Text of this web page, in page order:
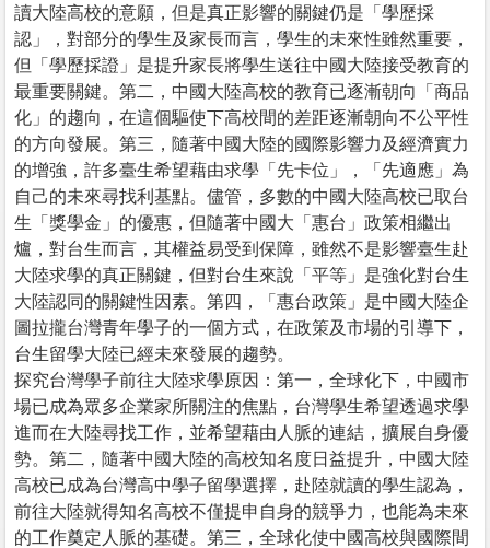
讀大陸高校的意願，但是真正影響的關鍵仍是「學歷採
認」，對部分的學生及家長而言，學生的未來性雖然重要，
但「學歷採證」是提升家長將學生送往中國大陸接受教育的
最重要關鍵。第二，中國大陸高校的教育已逐漸朝向「商品
化」的趨向，在這個驅使下高校間的差距逐漸朝向不公平性
的方向發展。第三，隨著中國大陸的國際影響力及經濟實力
的增強，許多臺生希望藉由求學「先卡位」，「先適應」為
自己的未來尋找利基點。儘管，多數的中國大陸高校已取台
生「獎學金」的優惠，但隨著中國大「惠台」政策相繼出
爐，對台生而言，其權益易受到保障，雖然不是影響臺生赴
大陸求學的真正關鍵，但對台生來說「平等」是強化對台生
大陸認同的關鍵性因素。第四，「惠台政策」是中國大陸企
圖拉攏台灣青年學子的一個方式，在政策及市場的引導下，
台生留學大陸已經未來發展的趨勢。
探究台灣學子前往大陸求學原因：第一，全球化下，中國市
場已成為眾多企業家所關注的焦點，台灣學生希望透過求學
進而在大陸尋找工作，並希望藉由人脈的連結，擴展自身優
勢。第二，隨著中國大陸的高校知名度日益提升，中國大陸
高校已成為台灣高中學子留學選擇，赴陸就讀的學生認為，
前往大陸就得知名高校不僅提申自身的競爭力，也能為未來
的工作奠定人脈的基礎。第三，全球化使中國高校與國際間